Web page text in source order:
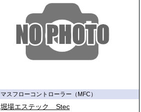
マスフローコントローラー（MFC）
堀場エステック Stec